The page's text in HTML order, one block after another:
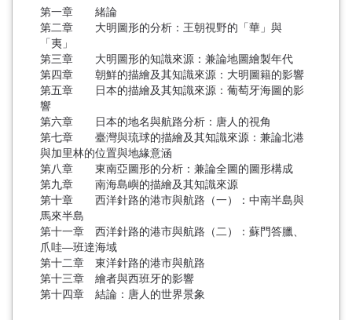
第一章 緒論
第二章 大明圖形的分析：王朝視野的「華」與
「夷」
第三章 大明圖形的知識來源：兼論地圖繪製年代
第四章 朝鮮的描繪及其知識來源：大明圖籍的影響
第五章 日本的描繪及其知識來源：葡萄牙海圖的影
響
第六章 日本的地名與航路分析：唐人的視角
第七章 臺灣與琉球的描繪及其知識來源：兼論北港
與加里林的位置與地緣意涵
第八章 東南亞圖形的分析：兼論全圖的圖形構成
第九章 南海島嶼的描繪及其知識來源
第十章 西洋針路的港市與航路（一）：中南半島與
馬來半島
第十一章 西洋針路的港市與航路（二）：蘇門答臘、
爪哇—班達海域
第十二章 東洋針路的港市與航路
第十三章 繪者與西班牙的影響
第十四章 結論：唐人的世界景象